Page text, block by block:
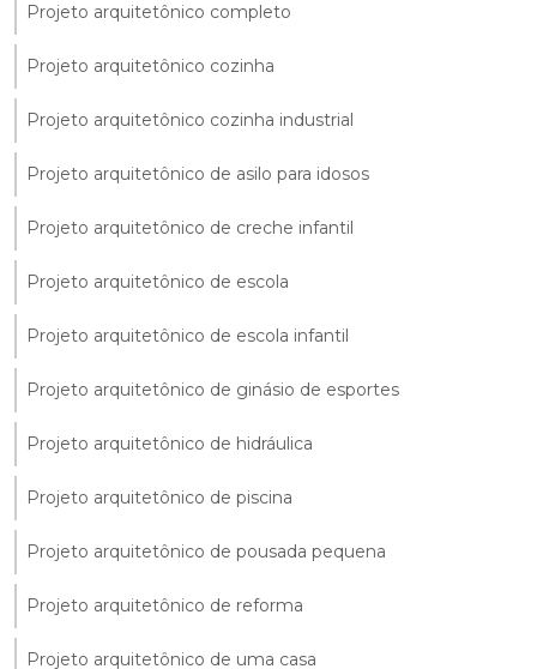
Projeto arquitetônico completo
Projeto arquitetônico cozinha
Projeto arquitetônico cozinha industrial
Projeto arquitetônico de asilo para idosos
Projeto arquitetônico de creche infantil
Projeto arquitetônico de escola
Projeto arquitetônico de escola infantil
Projeto arquitetônico de ginásio de esportes
Projeto arquitetônico de hidráulica
Projeto arquitetônico de piscina
Projeto arquitetônico de pousada pequena
Projeto arquitetônico de reforma
Projeto arquitetônico de uma casa